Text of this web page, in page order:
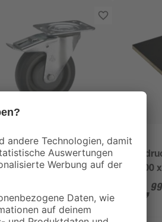
Dörner & Helmer
Transportgeräte-
Lenkrolle mit Platte
17,
x 2500
,99